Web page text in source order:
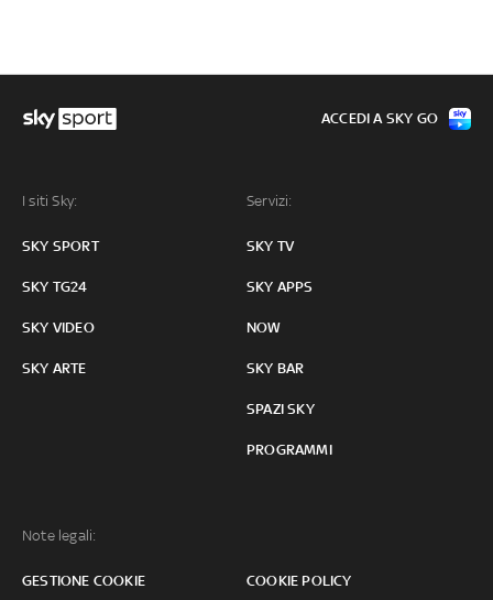
I siti Sky:
SKY SPORT
SKY TG24
SKY VIDEO
SKY ARTE
Servizi:
SKY TV
SKY APPS
NOW
SKY BAR
SPAZI SKY
PROGRAMMI
Note legali:
GESTIONE COOKIE COOKIE POLICY
ACCEDI A SKY GO